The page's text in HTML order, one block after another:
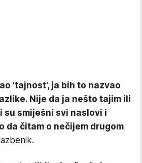
'tajnost', ja bih to nazvao
Nije da ja nešto tajim ili
su smiješni svi naslovi i
da čitam o nečijem drugom